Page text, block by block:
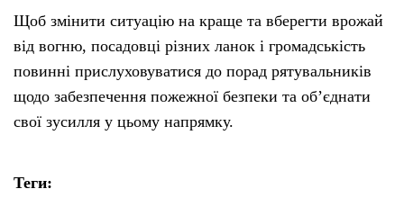
Щоб змінити ситуацію на краще та вберегти врожай
від вогню, посадовці різних ланок і громадськість
повинні прислуховуватися до порад рятувальників
щодо забезпечення пожежної безпеки та об’єднати
свої зусилля у цьому напрямку.
Теги: